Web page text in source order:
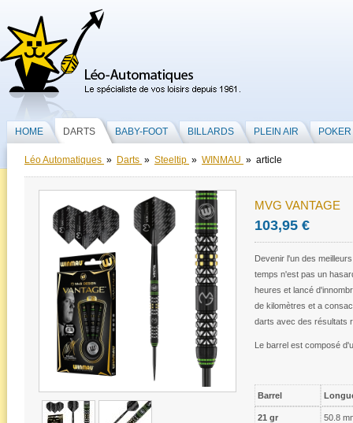
HOME DARTS BABY-FOOT BILLARDS PLEIN AIR POKER
Léo Automatiques » Darts » Steeltip » WINMAU » article
MVG VANTAGE
103,95 €
Devenir l'un des
temps n'est pas un
heures et lancé
de kilomètres et a
darts avec des résultats
Le barrel est composé
Barrel
21 gr 50.8